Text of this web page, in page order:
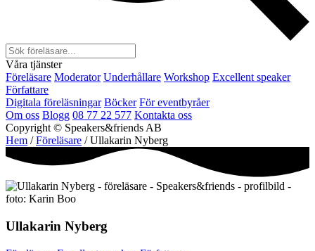
Våra tjänster
Föreläsare Moderator Underhållare Workshop Excellent speaker
Författare
Digitala föreläsningar Böcker För eventbyråer
Om oss Blogg 08 77 22 577 Kontakta oss
Copyright © Speakers&friends AB
Hem /Föreläsare / Ullakarin Nyberg
Ullakarin Nyberg